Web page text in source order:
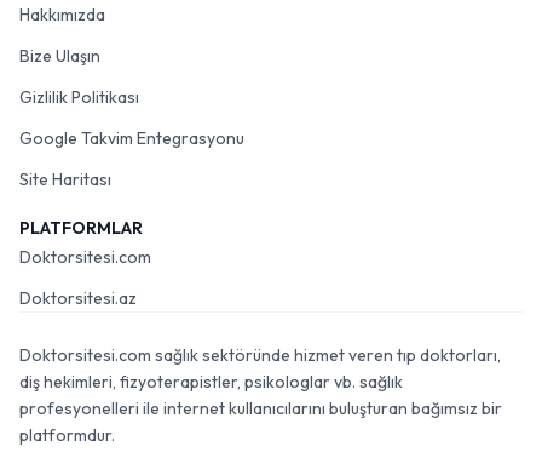
Hakkımızda
Bize Ulaşın
Gizlilik Politikası
Google Takvim Entegrasyonu
Site Haritası
PLATFORMLAR
Doktorsitesi.com
Doktorsitesi.az
Doktorsitesi.com sağlık sektöründe hizmet veren tıp doktorları,
diş hekimleri, fizyoterapistler, psikologlar vb. sağlık
profesyonelleri ile internet kullanıcılarını buluşturan bağımsız bir
platformdur.